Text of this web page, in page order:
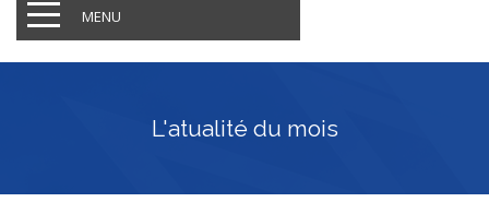
MENU
L'atualité du mois